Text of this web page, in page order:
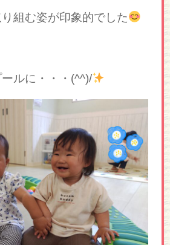
組む姿が印象的でした
ルに・・・(^^)/